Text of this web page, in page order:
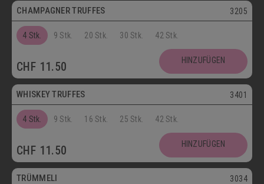
CHAMPAGNER TRUFFES 3205
4 Stk. 9 Stk. 20 Stk. 30 Stk. 42 Stk.
CHF 11.50 HINZUFÜGEN
Vegetarisch
WHISKEY TRUFFES 3401
4 Stk. 9 Stk. 16 Stk. 25 Stk. 42 Stk.
CHF 11.50 HINZUFÜGEN
Vegetarisch
TRÜMMELI 3034